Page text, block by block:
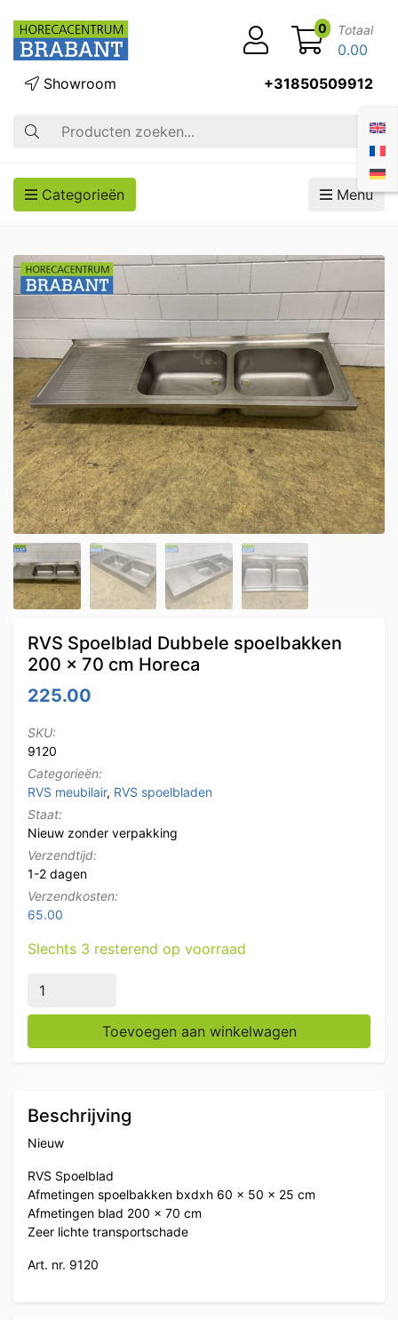
Zoek op
Showroom +31850509912
0 Totaal
0.00
Categorieën Menu
RVS Spoelblad Dubbele spoelbakken
200 x 70 cm Horeca
225.00
SKU:
9120
Categorieën:
RVS meubilair, RVS spoelbladen
Staat:
Nieuw zonder verpakking
Verzendtijd:
1-2 dagen
Verzendkosten:
65.00
Slechts 3 resterend op voorraad
RVS Spoelblad Dubbele spoelbakken 200 x 70 cm
Toevoegen aan winkelwagen
Beschrijving
Nieuw
RVS Spoelblad
Afmetingen spoelbakken bxdxh 60 x 50 x 25 cm
Afmetingen blad 200 x 70 cm
Zeer lichte transportschade
Art. nr. 9120